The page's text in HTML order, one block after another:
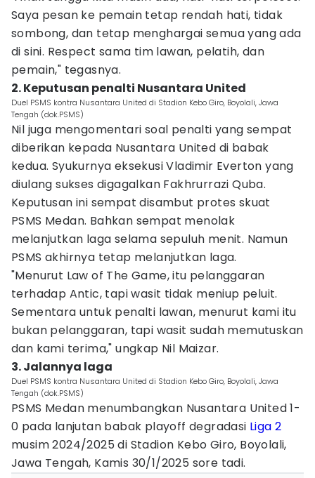
Saya pesan ke pemain tetap rendah hati, tidak
sombong, dan tetap menghargai semua yang ada
di sini. Respect sama tim lawan, pelatih, dan
pemain," tegasnya.
2. Keputusan penalti Nusantara United
Duel PSMS kontra Nusantara United di Stadion Kebo Giro, Boyolali, Jawa
Tengah (dok.PSMS)
Nil juga mengomentari soal penalti yang sempat
diberikan kepada Nusantara United di babak
kedua. Syukurnya eksekusi Vladimir Everton yang
diulang sukses digagalkan Fakhrurrazi Quba.
Keputusan ini sempat disambut protes skuat
PSMS Medan. Bahkan sempat menolak
melanjutkan laga selama sepuluh menit. Namun
PSMS akhirnya tetap melanjutkan laga.
"Menurut Law of The Game, itu pelanggaran
terhadap Antic, tapi wasit tidak meniup peluit.
Sementara untuk penalti lawan, menurut kami itu
bukan pelanggaran, tapi wasit sudah memutuskan
dan kami terima," ungkap Nil Maizar.
3. Jalannya laga
Duel PSMS kontra Nusantara United di Stadion Kebo Giro, Boyolali, Jawa
Tengah (dok.PSMS)
PSMS Medan menumbangkan Nusantara United 1-
0 pada lanjutan babak playoff degradasi Liga 2
musim 2024/2025 di Stadion Kebo Giro, Boyolali,
Jawa Tengah, Kamis 30/1/2025 sore tadi.